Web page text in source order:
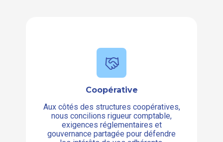
Coopérative
Aux côtés des structures coopératives,
nous concilions rigueur comptable,
exigences réglementaires et
gouvernance partagée pour défendre